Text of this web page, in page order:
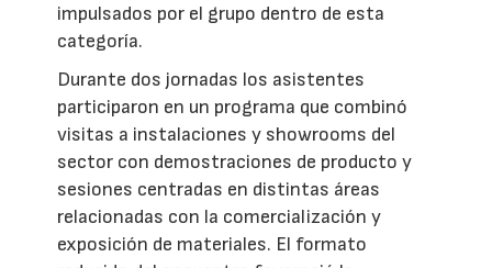
impulsados por el grupo dentro de esta
categoría.
Durante dos jornadas los asistentes
participaron en un programa que combinó
visitas a instalaciones y showrooms del
sector con demostraciones de producto y
sesiones centradas en distintas áreas
relacionadas con la comercialización y
exposición de materiales. El formato